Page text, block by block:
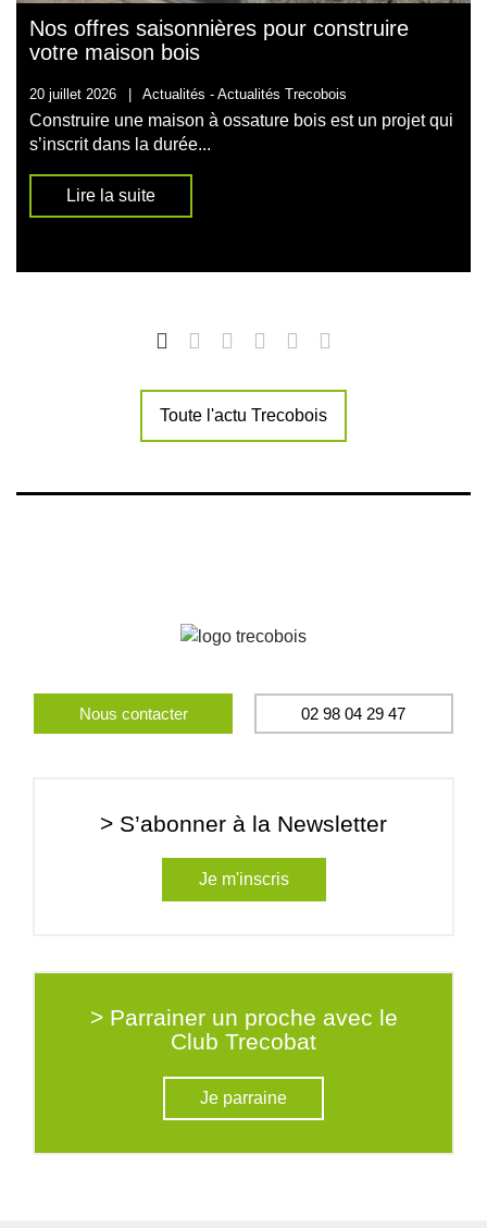
Nos offres saisonnières pour construire
votre maison bois
20 juillet 2026 | Actualités - Actualités Trecobois
Construire une maison à ossature bois est un projet qui
s’inscrit dans la durée...
Lire la suite
Toute l'actu Trecobois
Nous contacter 02 98 04 29 47
> S’abonner à la Newsletter
Je m'inscris
> Parrainer un proche avec le
Club Trecobat
Je parraine